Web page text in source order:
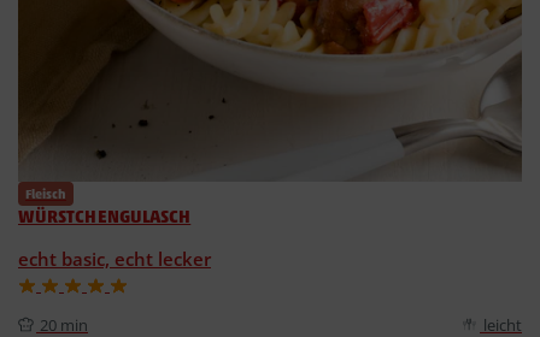
Fleisch
WÜRSTCHENGULASCH
echt basic, echt lecker
20 min leicht